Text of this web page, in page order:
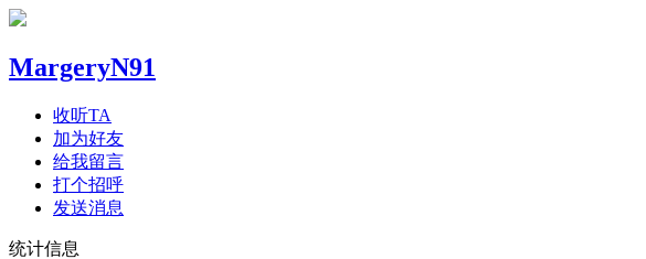
MargeryN91
收听TA
加为好友
给我留言
打个招呼
发送消息
统计信息